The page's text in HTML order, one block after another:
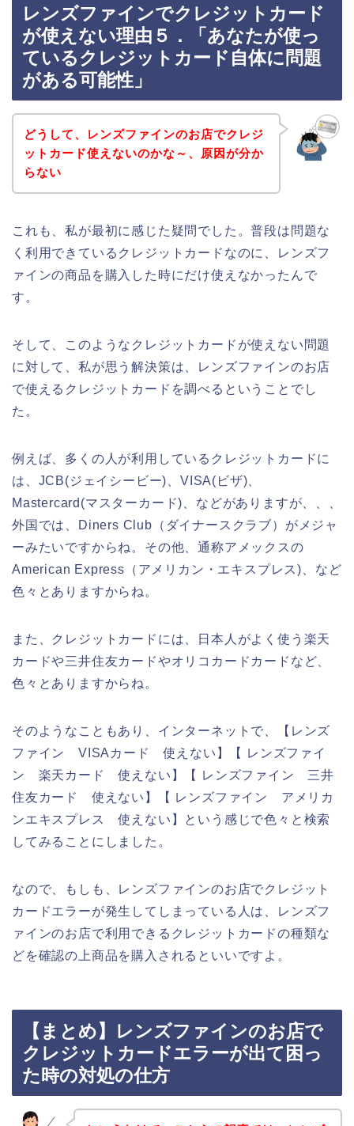
レンズファインでクレジットカード
が使えない理由５．「あなたが使っ
ているクレジットカード自体に問題
がある可能性」
どうして、レンズファインのお店でクレジ
ットカード使えないのかな～、原因が分か
らない
これも、私が最初に感じた疑問でした。普段は問題な
く利用できているクレジットカードなのに、レンズフ
ァインの商品を購入した時にだけ使えなかったんで
す。
そして、このようなクレジットカードが使えない問題
に対して、私が思う解決策は、レンズファインのお店
で使えるクレジットカードを調べるということでし
た。
例えば、多くの人が利用しているクレジットカードに
は、JCB(ジェイシービー)、VISA(ビザ)、
Mastercard(マスターカード)、などがありますが、、、
外国では、Diners Club（ダイナースクラブ）がメジャ
ーみたいですからね。その他、通称アメックスの
American Express（アメリカン・エキスプレス)、など
色々とありますからね。
また、クレジットカードには、日本人がよく使う楽天
カードや三井住友カードやオリコカードカードなど、
色々とありますからね。
そのようなこともあり、インターネットで、【レンズ
ファイン VISAカード 使えない】【 レンズファイ
ン 楽天カード 使えない】【 レンズファイン 三井
住友カード 使えない】【 レンズファイン アメリカ
ンエキスプレス 使えない】という感じで色々と検索
してみることにしました。
なので、もしも、レンズファインのお店でクレジット
カードエラーが発生してしまっている人は、レンズフ
ァインのお店で利用できるクレジットカードの種類な
どを確認の上商品を購入されるといいですよ。
【まとめ】レンズファインのお店で
クレジットカードエラーが出て困っ
た時の対処の仕方